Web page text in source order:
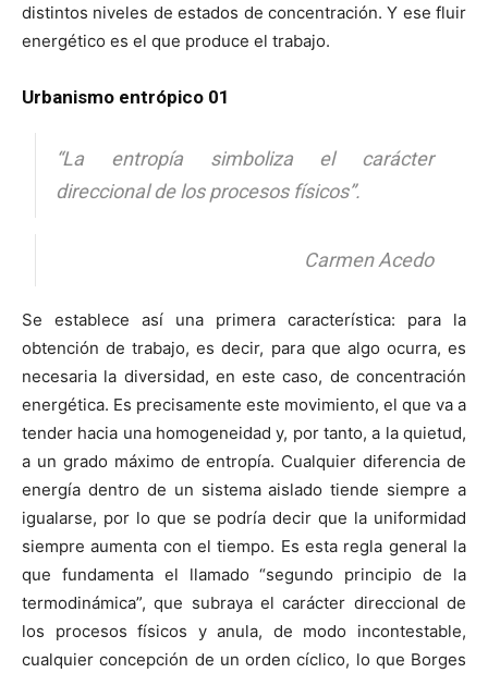
distintos niveles de estados de concentración. Y ese fluir
energético es el que produce el trabajo.
Urbanismo entrópico 01
“La entropía simboliza el carácter
direccional de los procesos físicos”.
Carmen Acedo
Se establece así una primera característica: para la
obtención de trabajo, es decir, para que algo ocurra, es
necesaria la diversidad, en este caso, de concentración
energética. Es precisamente este movimiento, el que va a
tender hacia una homogeneidad y, por tanto, a la quietud,
a un grado máximo de entropía. Cualquier diferencia de
energía dentro de un sistema aislado tiende siempre a
igualarse, por lo que se podría decir que la uniformidad
siempre aumenta con el tiempo. Es esta regla general la
que fundamenta el llamado “segundo principio de la
termodinámica”, que subraya el carácter direccional de
los procesos físicos y anula, de modo incontestable,
cualquier concepción de un orden cíclico, lo que Borges